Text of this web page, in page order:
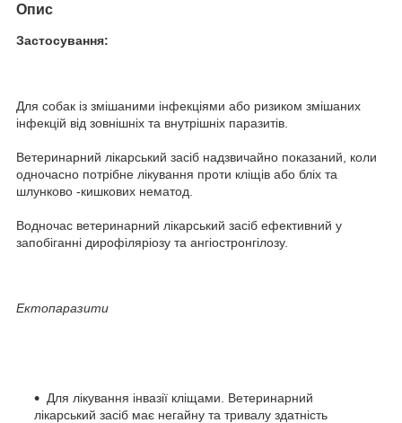
Опис
Застосування:
Для собак із змішаними інфекціями або ризиком змішаних
інфекцій від зовнішніх та внутрішніх паразитів.
Ветеринарний лікарський засіб надзвичайно показаний, коли
одночасно потрібне лікування проти кліщів або бліх та
шлунково -кишкових нематод.
Водночас ветеринарний лікарський засіб ефективний у
запобіганні дирофіляріозу та ангіостронгілозу.
Ектопаразити
Для лікування інвазії кліщами. Ветеринарний
лікарський засіб має негайну та тривалу здатність